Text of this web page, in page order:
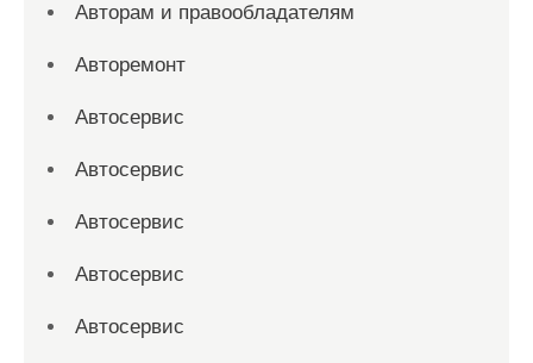
Авторам и правообладателям
Авторемонт
Автосервис
Автосервис
Автосервис
Автосервис
Автосервис